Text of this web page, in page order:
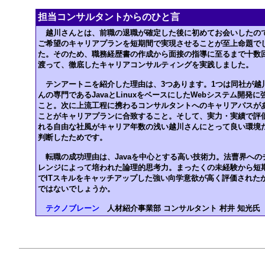
担当コンサルタントからのひと言
越川さんとは、前職の退職が確定した後に初めてお会いしたの
ご希望のキャリアプランを短期間で実現させることが至上命題で
た。そのため、職務経歴書の作成から面接の指導に至るまで十数
渡って、徹底したキャリアコンサルティングを実践しました。
テンアートニを紹介した理由は、3つあります。1つは同社が越
んの専門であるJavaとLinuxをベースにしたWebシステム開発に
こと。次に上流工程に携わるコンサルタントへのキャリアパスが
ことがキャリアプランに合致すること。そして、実力・実績で評
れる自由な社風がキャリア年数の浅い越川さんにとって良い環境
判断したためです。
転職の成功理由は、Javaを中心とする高い技術力。法曹界への
レンジによって培われた論理的思考力。まったくの未経験から短
でITスキルをキャッチアップした強い向学意欲が高く評価された
ではないでしょうか。
テクノブレーン 人材紹介事業部 コンサルタント 村井 知光氏